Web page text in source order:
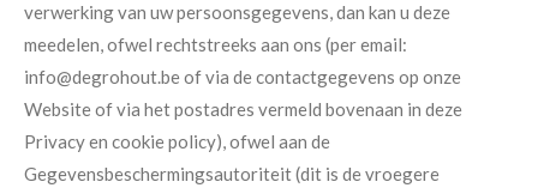
verwerking van uw persoonsgegevens, dan kan u deze
meedelen, ofwel rechtstreeks aan ons (per email:
info@degrohout.be of via de contactgegevens op onze
Website of via het postadres vermeld bovenaan in deze
Privacy en cookie policy), ofwel aan de
Gegevensbeschermingsautoriteit (dit is de vroegere